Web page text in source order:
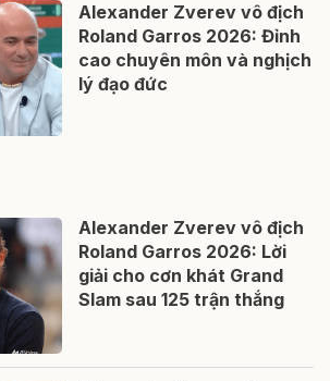
Alexander Zverev vô địch
Roland Garros 2026: Đỉnh
cao chuyên môn và nghịch
lý đạo đức
Alexander Zverev vô địch
Roland Garros 2026: Lời
giải cho cơn khát Grand
Slam sau 125 trận thắng